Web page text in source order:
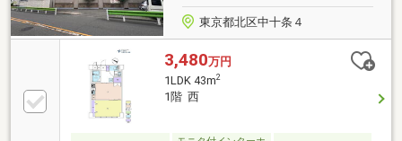
東京都北区中十条４
3,480万円
1LDK 43m2
1階 西